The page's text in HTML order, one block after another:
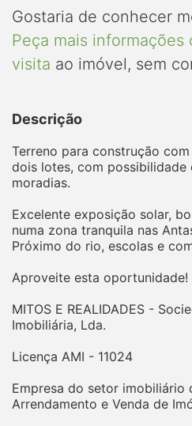
Gostaria de conhecer
Peça mais informações
visita ao imóvel, sem
Descrição
Terreno para construção
dois lotes, com possibilidade
moradias.
Excelente exposição solar,
numa zona tranquila nas
Próximo do rio, escolas e
Aproveite esta oportunidade!
MITOS E REALIDADES -
Imobiliária, Lda.
Licença AMI - 11024
Empresa do setor imobiliário
Arrendamento e Venda de